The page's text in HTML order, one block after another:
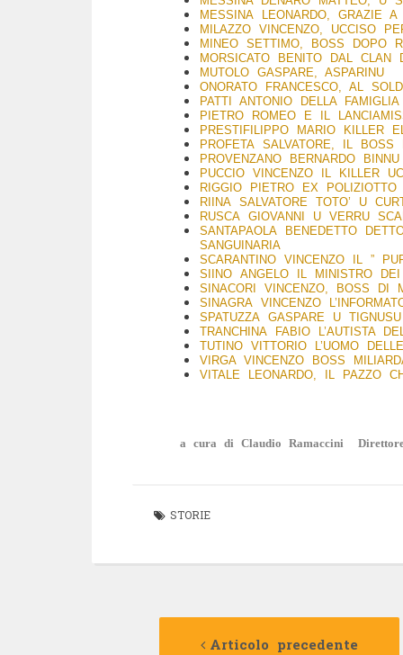
MESSINA LEONARDO, GRAZIE A
MILAZZO VINCENZO, UCCISO
MINEO SETTIMO, BOSS DOPO
MORSICATO BENITO DAL CLAN
MUTOLO GASPARE, ASPARINU
ONORATO FRANCESCO, AL
PATTI ANTONIO DELLA
PIETRO ROMEO E IL
PRESTIFILIPPO MARIO KILLER
PROFETA SALVATORE, IL BOSS
PROVENZANO BERNARDO
PUCCIO VINCENZO IL KILLER
RIGGIO PIETRO EX POLIZIOTTO
RIINA SALVATORE TOTO’ U
RUSCA GIOVANNI U VERRU
SANTAPAOLA BENEDETTO
SANGUINARIA
SCARANTINO VINCENZO IL ”
SIINO ANGELO IL MINISTRO
SINACORI VINCENZO, BOSS DI
SINAGRA VINCENZO
SPATUZZA GASPARE U TIGNUSU
TRANCHINA FABIO L’AUTISTA
TUTINO VITTORIO L’UOMO
VIRGA VINCENZO BOSS
VITALE LEONARDO, IL PAZZO
a cura di Claudio Ramaccini
STORIE
Articolo precedente